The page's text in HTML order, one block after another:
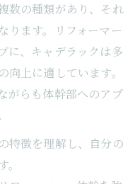
数の種類があり、それ
ります。リフォーマー
に、キャデラックは多
上に適しています。
がらも体幹部へのアプ
特徴を理解し、自分の